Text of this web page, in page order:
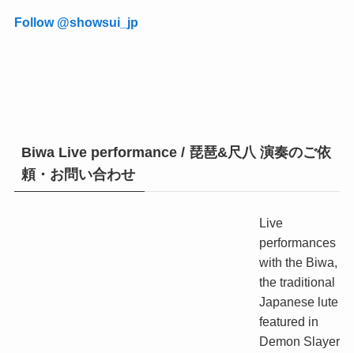
Follow @showsui_jp
Biwa Live performance / 琵琶&尺八 演奏のご依
頼・お問い合わせ
Live
performances
with the Biwa,
the traditional
Japanese lute
featured in
Demon Slayer